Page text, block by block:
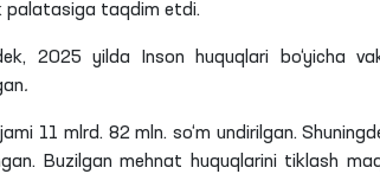
palatasiga taqdim etdi.
, 2025 yilda Inson huquqlari bo‘yicha
.
11 mlrd. 82mln. so‘m undirilgan.
Buzilgan mehnat huquqlarini tiklash